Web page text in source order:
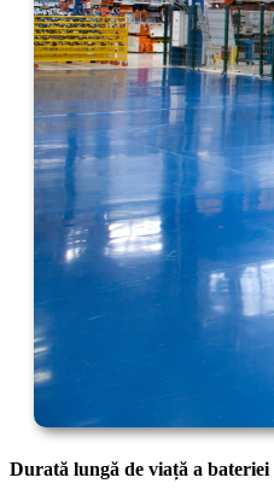
Durată lungă de viață a bateriei